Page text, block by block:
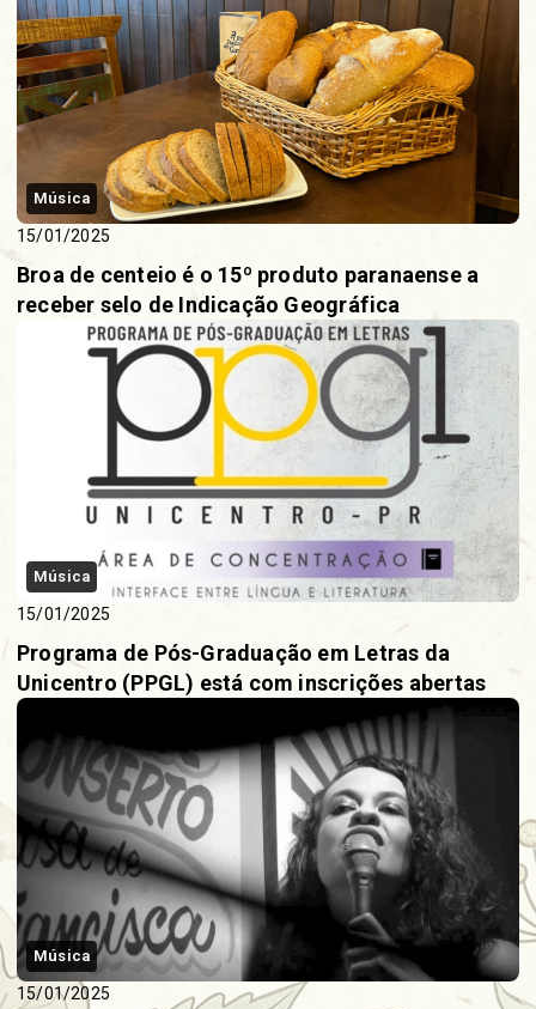
Música
15/01/2025
Broa de centeio é o 15º produto paranaense a
receber selo de Indicação Geográfica
Música
15/01/2025
Programa de Pós-Graduação em Letras da
Unicentro (PPGL) está com inscrições abertas
Música
15/01/2025